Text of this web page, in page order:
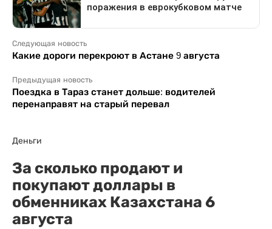
Следующая новость
Какие дороги перекроют в Астане 9 августа
Предыдущая новость
Поездка в Тараз станет дольше: водителей
перенаправят на старый перевал
Деньги
За сколько продают и
покупают доллары в
обменниках Казахстана 6
августа